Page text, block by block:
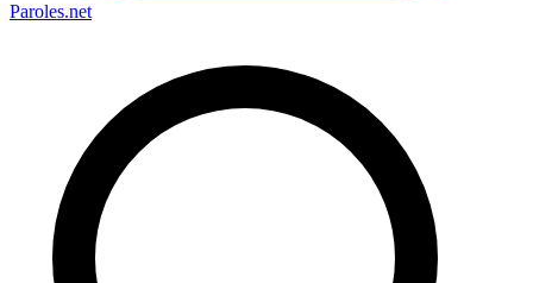
Paroles.net